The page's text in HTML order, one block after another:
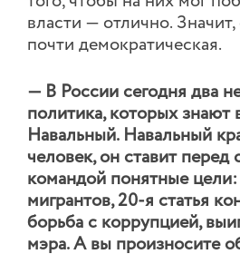
власти — отлично.
почти демократическая.
— В России сегодня два
политика, которых знают
Навальный. Навальный
человек, он ставит перед
командой понятные
мигрантов, 20-я статья
борьба с коррупцией,
мэра. А вы произносите